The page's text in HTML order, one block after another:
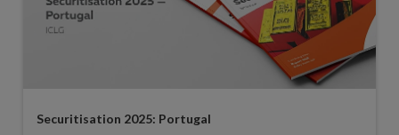
Securitisation 2025: Portugal